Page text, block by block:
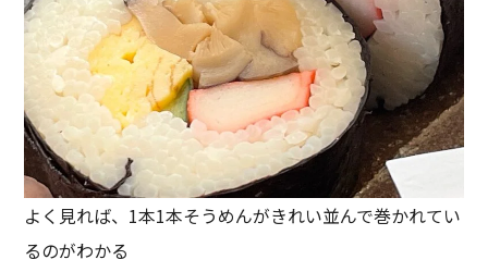
よく見れば、1本1本そうめんがきれい並んで巻かれてい
るのがわかる